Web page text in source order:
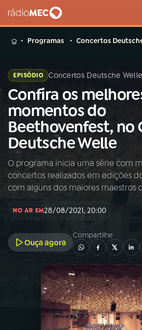
MENU
Buscar
na
Rádio
MEC
Buscar
Início
01INÍCIO
02A RÁDIO
03PROGRAMAÇÃO
PROGRAMAS
PODCASTS
Programas Concertos
EPISÓDIO Concertos Deutsche Welle
Confira os
momentos do
Beethovenfest, no
Deutsche Welle
O programa inicia uma série com
concertos realizados em edições
com alguns dos maiores maestros
NO AR EM28/08/2021, 20:00
Ouça agora
Compartilhe